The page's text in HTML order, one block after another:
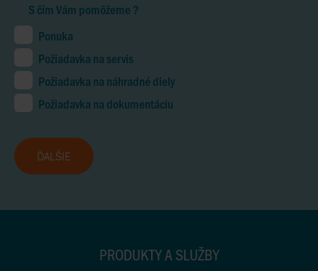
S čím Vám pomôžeme ?
Ponuka
Požiadavka na servis
Požiadavka na náhradné diely
Požiadavka na dokumentáciu
ĎALŠIE
PRODUKTY A SLUŽBY